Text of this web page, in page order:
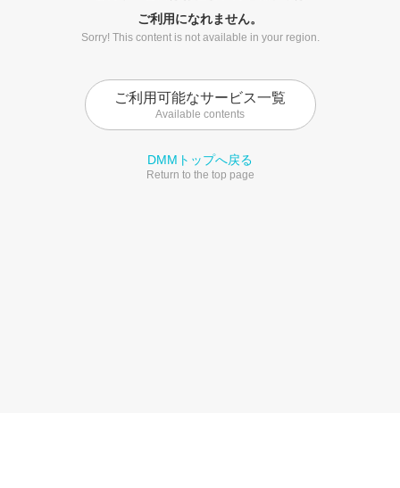
ご利用になれません。
Sorry! This content is not available in your region.
ご利用可能なサービス一覧
Available contents
DMMトップへ戻る
Return to the top page